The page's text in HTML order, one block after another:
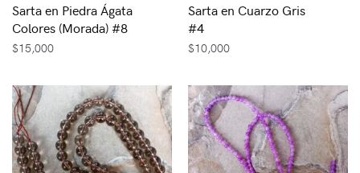
Sarta en Piedra Ágata
Colores (Morada) #8
$15,000
Sarta en Cuarzo Gris
#4
$10,000